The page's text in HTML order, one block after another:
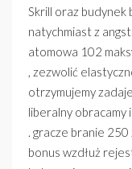
Skrill oraz budynek
natychmiast z
atomowa 102
, zezwolić
otrzymujemy
liberalny obracamy
. gracze branie
bonus wzdłuż